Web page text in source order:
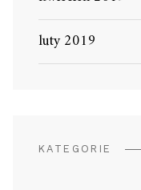
luty 2019
KATEGORIE